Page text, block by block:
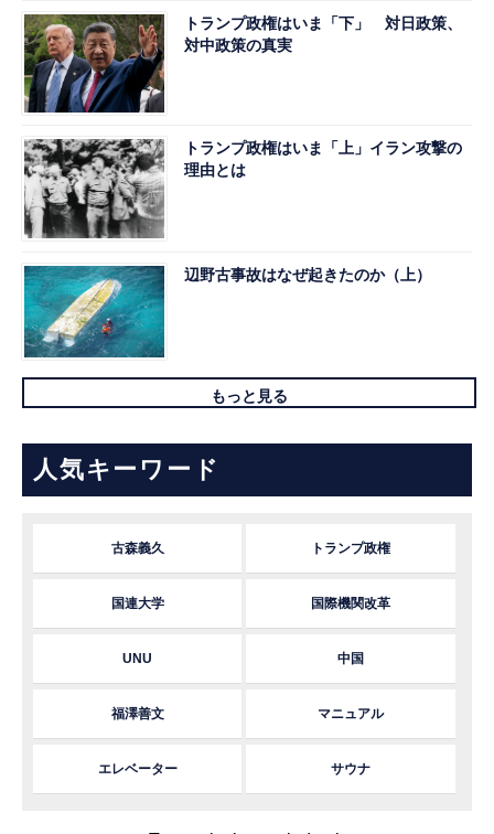
トランプ政権はいま「下」 対日政策、
対中政策の真実
トランプ政権はいま「上」イラン攻撃の
理由とは
辺野古事故はなぜ起きたのか（上）
もっと見る
人気キーワード
古森義久 トランプ政権
国連大学 国際機関改革
UNU 中国
福澤善文 マニュアル
エレベーター サウナ